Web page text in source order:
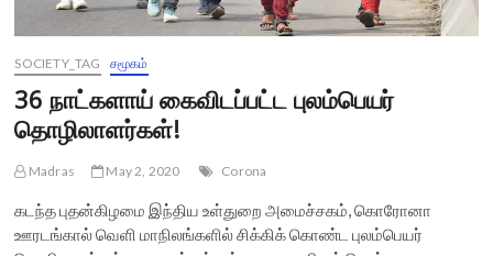
SOCIETY_TAG சமூகம்
36 நாட்களாய் கைவிடப்பட்ட புலம்பெயர்
தொழிலாளர்கள்!
Madras May 2, 2020 Corona
கடந்த புதன்கிழமை இந்திய உள்துறை அமைச்சகம், கொரோனா
ஊரடங்கால் வெளி மாநிலங்களில் சிக்கிக் கொண்ட புலம்பெயர்